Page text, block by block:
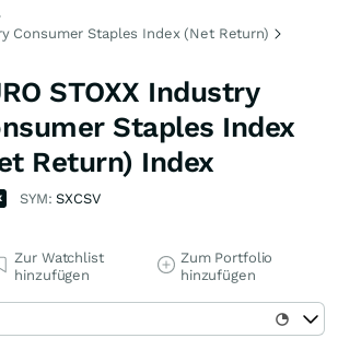
Consumer Staples Index (Net Return)
STOXX Industry
Staples Index
Return) Index
SYM:SXCSV
Zur Watchlist
hinzufügen
Zum Portfolio
hinzufügen